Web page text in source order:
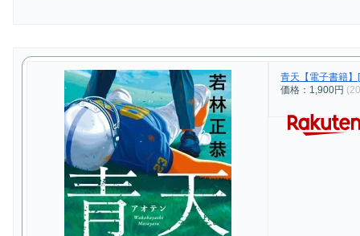
青天【電子書籍】
価格：1,900円